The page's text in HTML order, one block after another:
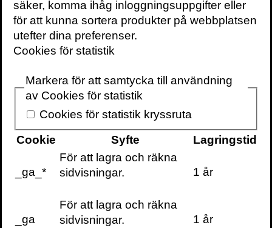
KONTAKTA OSS
Volante
Stora Nygatan 7
Sweden
+46(0) 8 702 15 19
info@volante.se
Fler kontaktuppgifter
Cookieinställningar
säker, komma ihåg inloggningsuppgifter eller
för att kunna sortera produkter på webbplatsen
utefter dina preferenser.
Cookies för statistik
Markera för att samtycka till användning
av Cookies för statistik
Cookies för statistik kryssruta
Cookie
Syfte Lagringstid
_ga_*
För att lagra och räkna
sidvisningar.
1 år
_ga
För att lagra och räkna
sidvisningar.
1 år